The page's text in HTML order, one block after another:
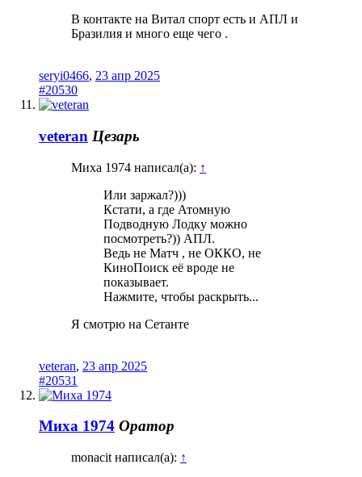
В контакте на Витал спорт есть и АПЛ и
Бразилия и много еще чего .
seryi0466, 23 апр 2025
#20530
veteran Цезарь
Миха 1974 написал(а): ↑
Или заржал?)))
Кстати, а где Атомную
Подводную Лодку можно
посмотреть?)) АПЛ.
Ведь не Матч , не ОККО, не
КиноПоиск её вроде не
показывает.
Нажмите, чтобы раскрыть...
Я смотрю на Сетанте
veteran, 23 апр 2025
#20531
Миха 1974 Оратор
monacit написал(а): ↑